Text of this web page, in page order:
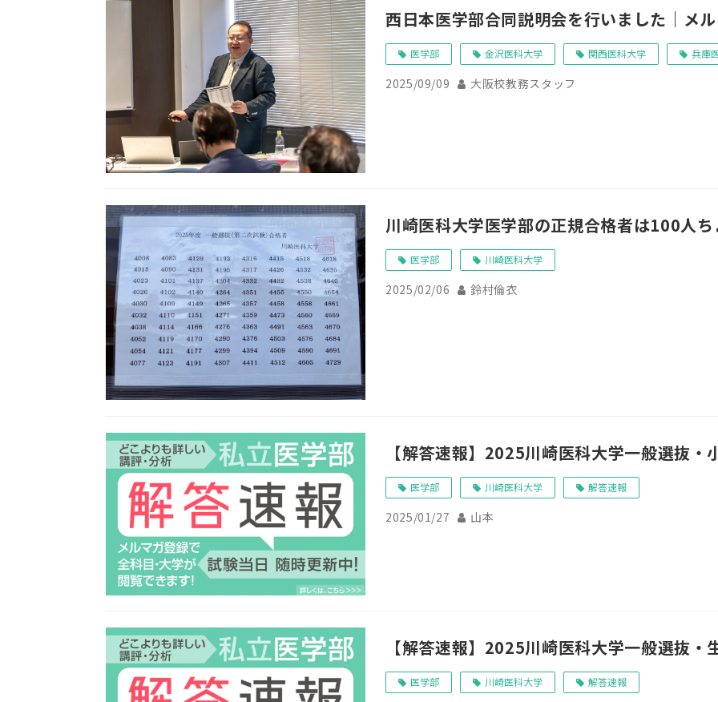
西日本医学部合同説明会を行いました｜メ
医学部 金沢医科大学 関西医科大学 兵庫
2025/09/09 大阪校教務スタッフ
川崎医科大学医学部の正規合格者は100人
医学部 川崎医科大学
2025/02/06 鈴村倫衣
【解答速報】2025川崎医科大学一般選抜・
医学部 川崎医科大学 解答速報
2025/01/27 山本
【解答速報】2025川崎医科大学一般選抜・
医学部 川崎医科大学 解答速報